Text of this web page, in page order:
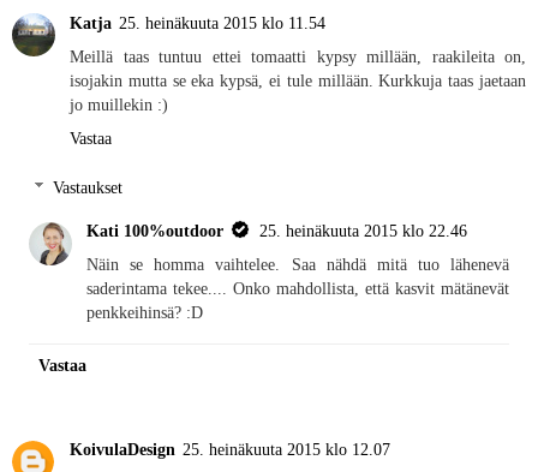
Katja 25. heinäkuuta 2015 klo 11.54
Meillä taas tuntuu ettei tomaatti kypsy millään, raakileita on,
isojakin mutta se eka kypsä, ei tule millään. Kurkkuja taas jaetaan
jo muillekin :)
Vastaa
Vastaukset
Kati 100%outdoor
25. heinäkuuta 2015 klo 22.46
Näin se homma vaihtelee. Saa nähdä mitä tuo lähenevä
saderintama tekee.... Onko mahdollista, että kasvit mätänevät
penkkeihinsä? :D
Vastaa
KoivulaDesign 25. heinäkuuta 2015 klo 12.07